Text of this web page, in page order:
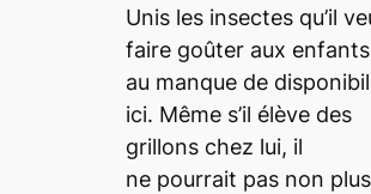
Unis les insectes qu’il
faire goûter aux
au manque de
ici. Même s’il élève des
grillons chez lui, il
ne pourrait pas non